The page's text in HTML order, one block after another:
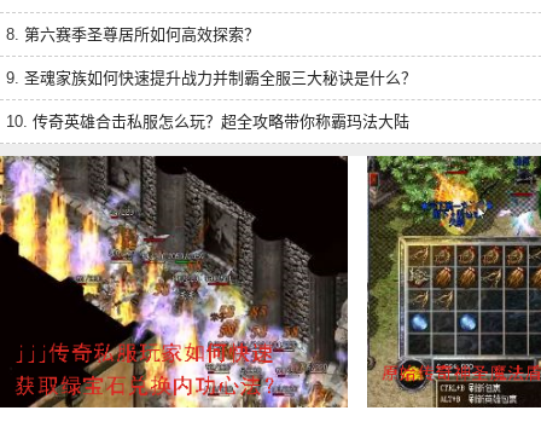
8. 第六赛季圣尊居所如何高效探索？
9. 圣魂家族如何快速提升战力并制霸全服三大秘诀是什么？
10. 传奇英雄合击私服怎么玩？超全攻略带你称霸玛法大陆